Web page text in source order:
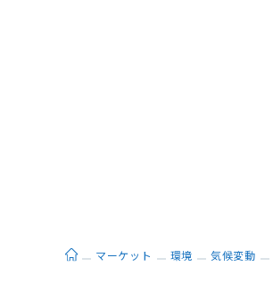
ホームマーケット 環境 気候変動